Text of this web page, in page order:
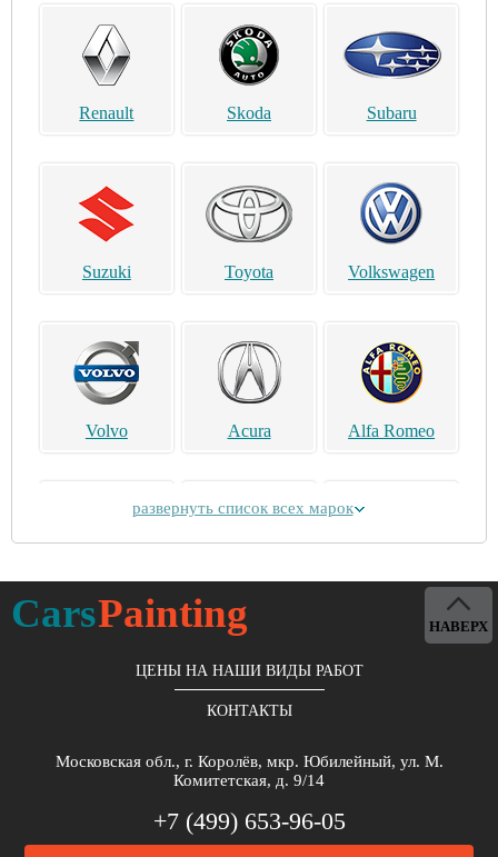
Renault Skoda Subaru
Suzuki Toyota Volkswagen
Volvo Acura Alfa Romeo
развернуть список всех марок
CarsPainting
ЦЕНЫ НА НАШИ ВИДЫ РАБОТ
КОНТАКТЫ
Московская обл., г. Королёв, мкр. Юбилейный, ул. М.
Комитетская, д. 9/14
+7 (499) 653-96-05
НАВЕРХ